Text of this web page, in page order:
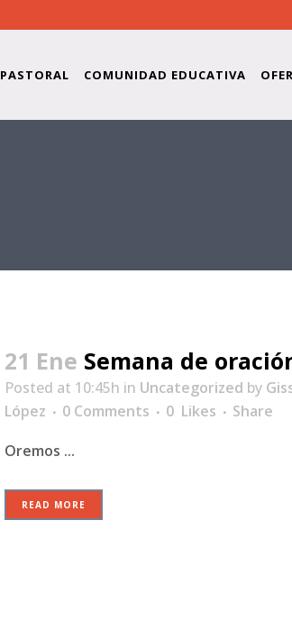
PASTORAL COMUNIDAD EDUCATIVA
21 Ene Semana de
Posted at 10:45h in Uncategorized by
López
0 Comments 0 Likes
Share
Oremos ...
READ MORE